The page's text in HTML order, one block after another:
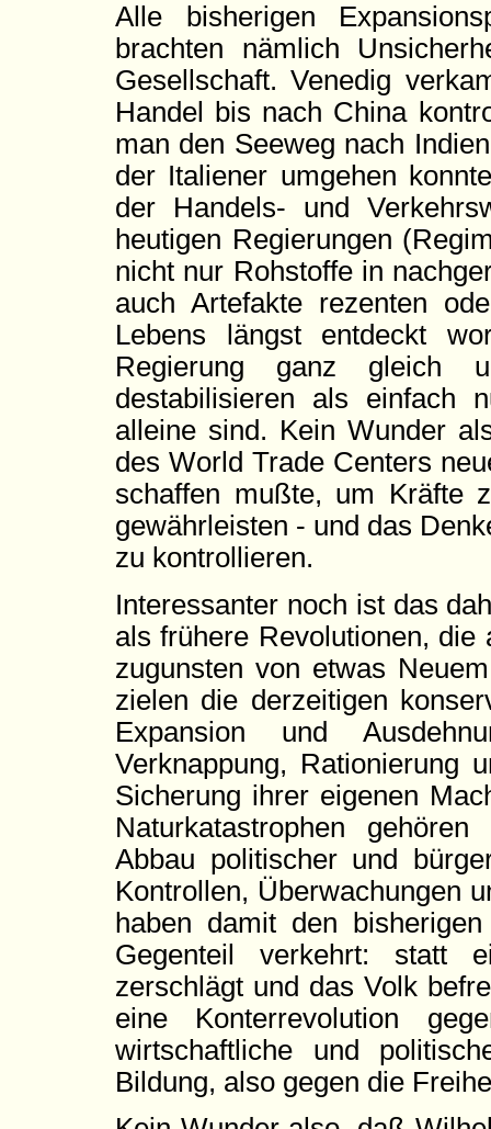
Alle bisherigen
brachten nämlich
Gesellschaft. Venedig
Handel bis nach China
man den Seeweg nach
der Italiener umgehen
der Handels- und
heutigen Regierungen
nicht nur Rohstoffe in
auch Artefakte rezenten
Lebens längst entdeckt
Regierung ganz gleich
destabilisieren als einfach
alleine sind. Kein Wunder
des World Trade Centers
schaffen mußte, um Kräfte
gewährleisten - und das
zu kontrollieren.
Interessanter noch ist das
als frühere Revolutionen, die
zugunsten von etwas
zielen die derzeitigen
Expansion und
Verknappung, Rationierung
Sicherung ihrer eigenen
Naturkatastrophen
Abbau politischer und
Kontrollen, Überwachungen
haben damit den
Gegenteil verkehrt: statt
zerschlägt und das Volk
eine Konterrevolution
wirtschaftliche und
Bildung, also gegen die